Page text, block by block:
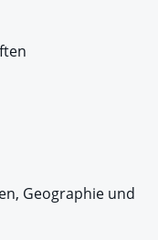
Geographie und